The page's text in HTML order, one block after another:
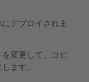
デプロイされま
変更して、コピ
ます。